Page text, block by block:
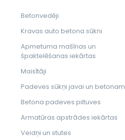
Betonvedēji
Kravas auto betona sūkni
Apmetuma mašīnas un
špaktelēšanas iekārtas
Maisītāji
Padeves sūkņi javai un betonam
Betona padeves piltuves
Armatūras apstrādes iekārtas
Veidņi un stutes